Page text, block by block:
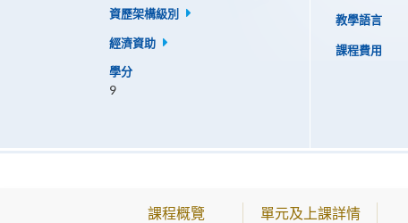
資歷架構級別
經濟資助
學分
9
教學語言
課程費用
課程概覽 單元及上課詳情